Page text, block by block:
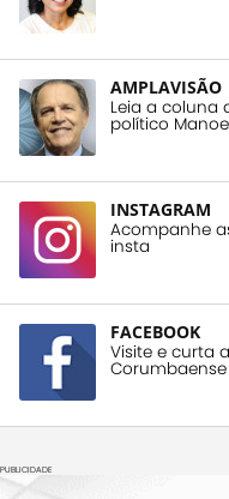
AMPLAVISÃO
Leia a coluna
político
INSTAGRAM
Acompanhe
insta
FACEBOOK
Visite e curta
Corumbaense
PUBLICIDADE